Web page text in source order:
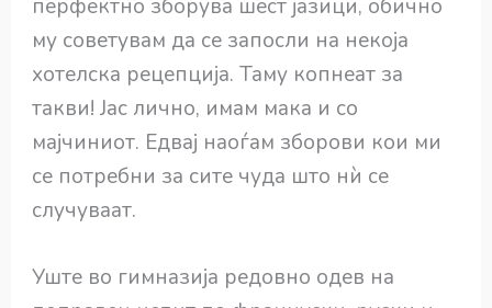
перфектно зборува шест јазици, обично
му советувам да се запосли на некоја
хотелска рецепција. Таму копнеат за
такви! Јас лично, имам мака и со
мајчиниот. Едвај наоѓам зборови кои ми
се потребни за сите чуда што нѝ се
случуваат.
Уште во гимназија редовно одев на